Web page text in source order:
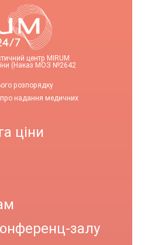
центр MIRUM
(Наказ МОЗ №2642
розпорядку
про надання медичних
ціни
залу